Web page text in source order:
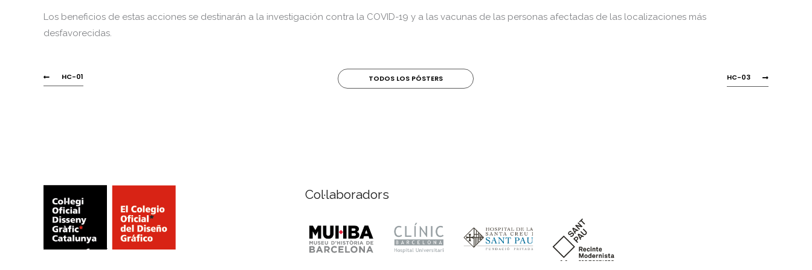
Los beneficios de estas acciones se destinarán a la investigación contra la COVID-19 y a las vacunas de las personas afectadas de las localizaciones más
desfavorecidas.
HC-01 TODOS LOS PÓSTERS HC-03
Col·laboradors